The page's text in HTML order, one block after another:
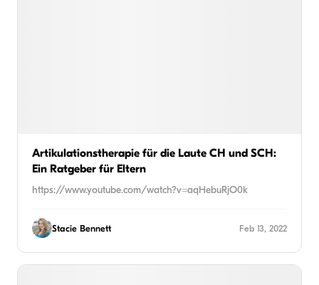
Artikulationstherapie für die Laute CH und SCH:
Ein Ratgeber für Eltern
https://www.youtube.com/watch?v=aqHebuRjO0k
Stacie Bennett Feb 13, 2022